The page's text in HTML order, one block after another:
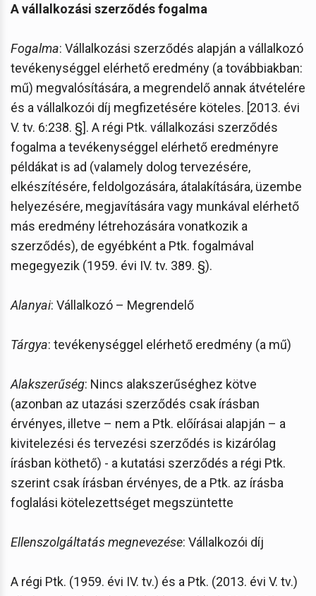
A vállalkozási szerződés fogalma
Fogalma: Vállalkozási szerződés alapján a vállalkozó
tevékenységgel elérhető eredmény (a továbbiakban:
mű) megvalósítására, a megrendelő annak átvételére
és a vállalkozói díj megfizetésére köteles. [2013. évi
V. tv. 6:238. §]. A régi Ptk. vállalkozási szerződés
fogalma a tevékenységgel elérhető eredményre
példákat is ad (valamely dolog tervezésére,
elkészítésére, feldolgozására, átalakítására, üzembe
helyezésére, megjavítására vagy munkával elérhető
más eredmény létrehozására vonatkozik a
szerződés), de egyébként a Ptk. fogalmával
megegyezik (1959. évi IV. tv. 389. §).
Alanyai: Vállalkozó – Megrendelő
Tárgya: tevékenységgel elérhető eredmény (a mű)
Alakszerűség: Nincs alakszerűséghez kötve
(azonban az utazási szerződés csak írásban
érvényes, illetve – nem a Ptk. előírásai alapján – a
kivitelezési és tervezési szerződés is kizárólag
írásban köthető) - a kutatási szerződés a régi Ptk.
szerint csak írásban érvényes, de a Ptk. az írásba
foglalási kötelezettséget megszüntette
Ellenszolgáltatás megnevezése: Vállalkozói díj
A régi Ptk. (1959. évi IV. tv.) és a Ptk. (2013. évi V. tv.)